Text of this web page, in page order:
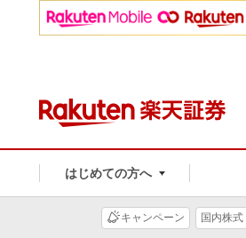
はじめての方へ
キャンペーン 国内株式